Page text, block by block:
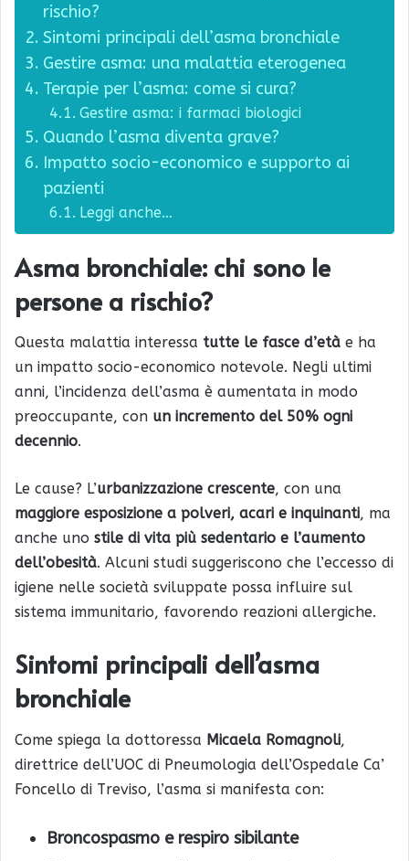
rischio?
Sintomi principali dell’asma bronchiale
Gestire asma: una malattia eterogenea
Terapie per l’asma: come si cura?
Gestire asma: i farmaci biologici
Quando l’asma diventa grave?
Impatto socio-economico e supporto ai
pazienti
Leggi anche…
Asma bronchiale: chi sono le
persone a rischio?
Questa malattia interessa tutte le fasce d’età e ha
un impatto socio-economico notevole. Negli ultimi
anni, l’incidenza dell’asma è aumentata in modo
preoccupante, con un incremento del 50% ogni
decennio.
Le cause? L’urbanizzazione crescente, con una
maggiore esposizione a polveri, acari e inquinanti, ma
anche uno stile di vita più sedentario e l’aumento
dell’obesità. Alcuni studi suggeriscono che l’eccesso di
igiene nelle società sviluppate possa influire sul
sistema immunitario, favorendo reazioni allergiche.
Sintomi principali dell’asma
bronchiale
Come spiega la dottoressa Micaela Romagnoli,
direttrice dell’UOC di Pneumologia dell’Ospedale Ca’
Foncello di Treviso, l’asma si manifesta con:
Broncospasmo e respiro sibilante